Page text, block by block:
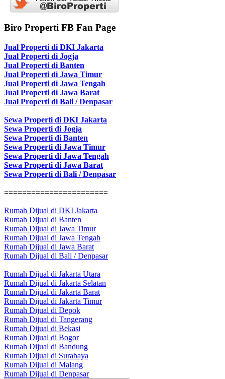
Biro Properti FB Fan Page
Jual Properti di DKI Jakarta
Jual Properti di Jogja
Jual Properti di Banten
Jual Properti di Jawa Timur
Jual Properti di Jawa Tengah
Jual Properti di Jawa Barat
Jual Properti di Bali / Denpasar
Sewa Properti di DKI Jakarta
Sewa Properti di Jogja
Sewa Properti di Banten
Sewa Properti di Jawa Timur
Sewa Properti di Jawa Tengah
Sewa Properti di Jawa Barat
Sewa Properti di Bali / Denpasar
=======================
Rumah Dijual di DKI Jakarta
Rumah Dijual di Banten
Rumah Dijual di Jawa Timur
Rumah Dijual di Jawa Tengah
Rumah Dijual di Jawa Barat
Rumah Dijual di Bali / Denpasar
Rumah Dijual di Jakarta Utara
Rumah Dijual di Jakarta Selatan
Rumah Dijual di Jakarta Barat
Rumah Dijual di Jakarta Timur
Rumah Dijual di Depok
Rumah Dijual di Tangerang
Rumah Dijual di Bekasi
Rumah Dijual di Bogor
Rumah Dijual di Bandung
Rumah Dijual di Surabaya
Rumah Dijual di Malang
Rumah Dijual di Denpasar